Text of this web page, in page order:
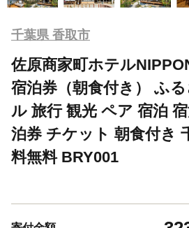
千葉県 香取市
佐原商家町ホテル
宿泊券（朝食付き） ふ
ル 旅行 観光 ペア 宿泊
泊券 チケット 朝食付き
料無料 BRY001